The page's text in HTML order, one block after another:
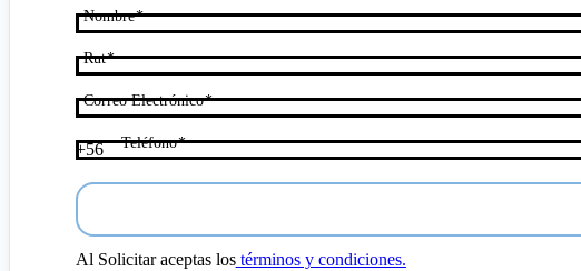
Nombre
Rut
Correo Electrónico
Teléfono
+56
Al Solicitaraceptas lostérminos y condiciones.